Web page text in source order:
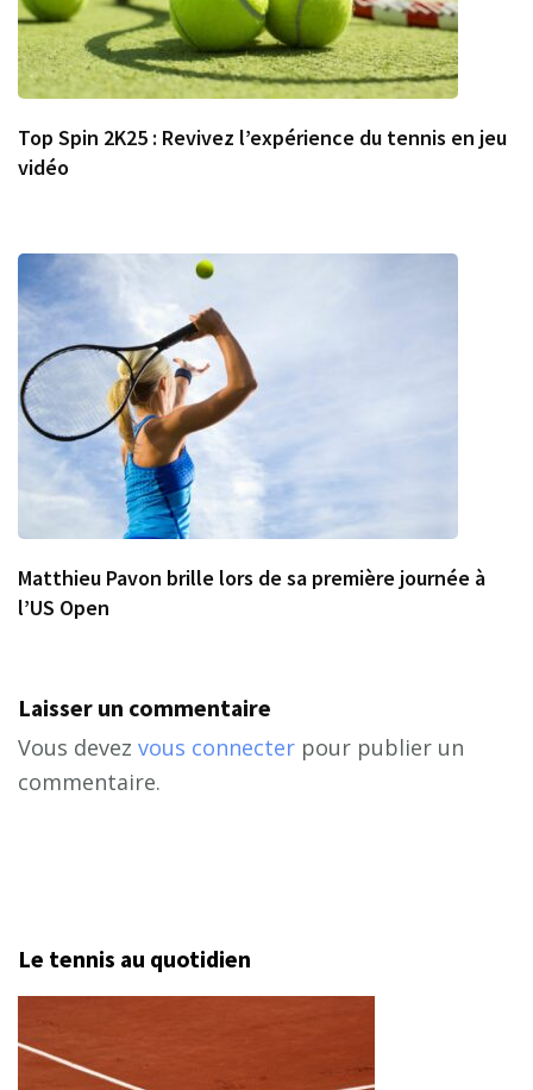
Top Spin 2K25 : Revivez l’expérience du tennis en jeu
vidéo
Matthieu Pavon brille lors de sa première journée à
l’US Open
Laisser un commentaire
Vous devez vous connecter pour publier un
commentaire.
Le tennis au quotidien